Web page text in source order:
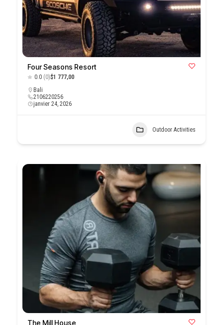
Four Seasons Resort
0.0 (0)$1 777,00
Bali
2106220256
janvier 24, 2026
Outdoor Activities
The Mill House